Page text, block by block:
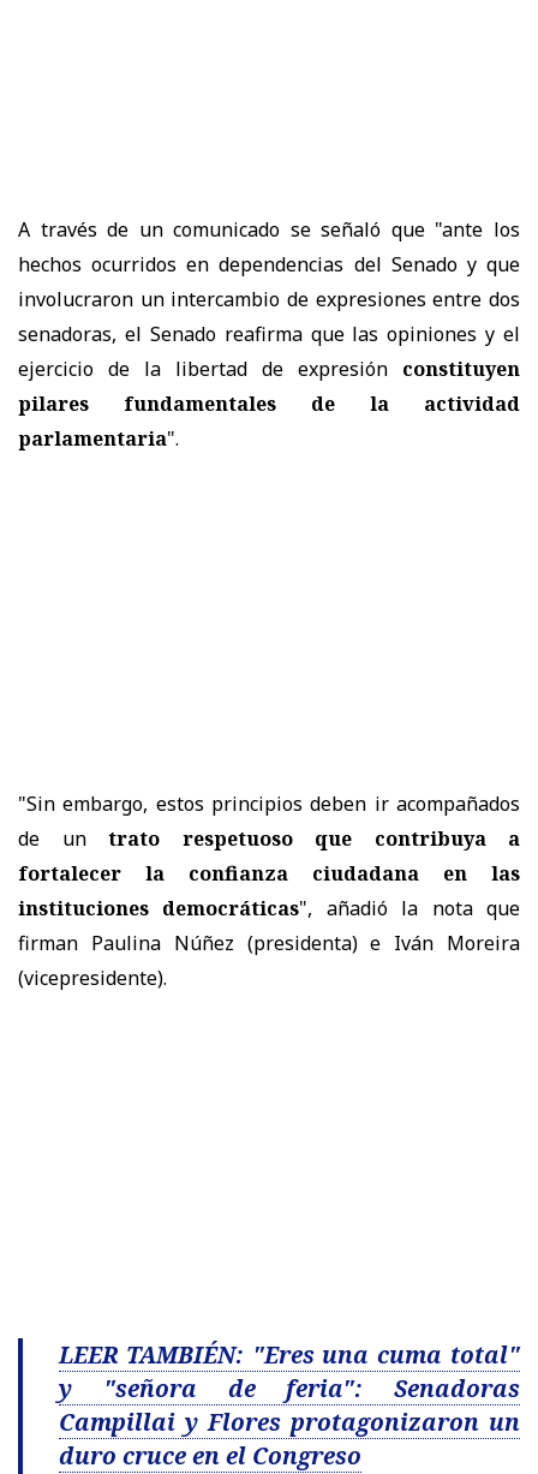
A través de un comunicado se señaló que "ante los
hechos ocurridos en dependencias del Senado y que
involucraron un intercambio de expresiones entre dos
senadoras, el Senado reafirma que las opiniones y el
ejercicio de la libertad de expresión constituyen
pilares fundamentales de la actividad
parlamentaria".
"Sin embargo, estos principios deben ir acompañados
de un trato respetuoso que contribuya a
fortalecer la confianza ciudadana en las
instituciones democráticas", añadió la nota que
firman Paulina Núñez (presidenta) e Iván Moreira
(vicepresidente).
LEER TAMBIÉN: "Eres una cuma total"
y "señora de feria": Senadoras
Campillai y Flores protagonizaron un
duro cruce en el Congreso